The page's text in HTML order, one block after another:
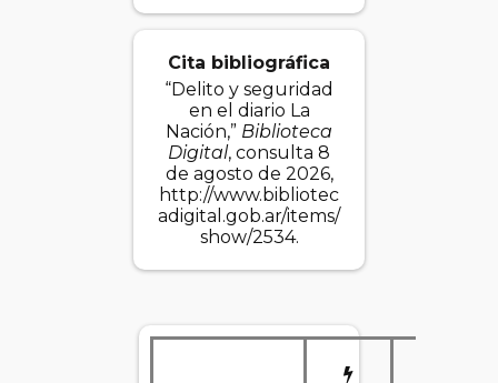
Cita bibliográfica
“Delito y seguridad
en el diario La
Nación,” Biblioteca
Digital, consulta 8
de agosto de 2026,
http://www.bibliotec
adigital.gob.ar/items/
show/2534.